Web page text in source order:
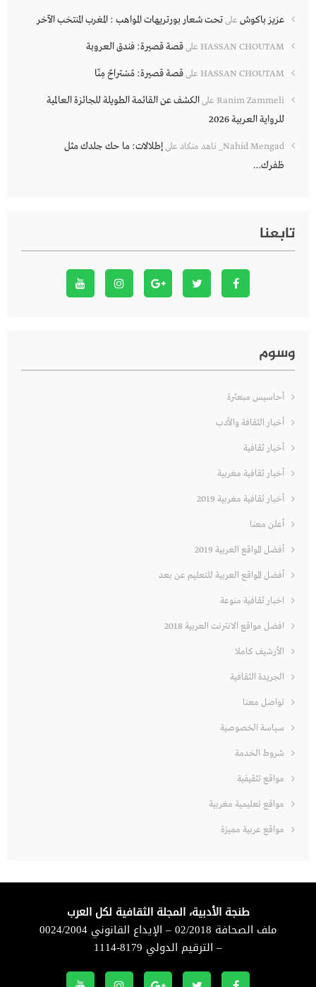
عزيز باكوش علىتحت شعار بورتريهات المواهب : المغرب المنتخب الآخر
HASSAN CHOUTAM علىقصة قصيرة: فندق العروبة
HASSAN CHOUTAM علىقصة قصيرة: مُسْتراحٌ مِنّا
Ranim Zammeli علىالكشف عن القائمة الطويلة للجائزة العالمية
للرواية العربية 2026
Nahid Mengad_ ناهد منكاد علىإطلالات: ما حك جلدك مثل
ظفرك…
تابعنا
وسوم
أحاسيس مبعثرة
أخبار الثقافة والأدب
أخبار ثقافية
أخبار ثقافية مغربية
أخبار ثقافية مغربية 2019
أعلن معنا
أفضل المواقع العربية 2019
أفضل المواقع العربية للتعليم عن بعد
اخبار ثقافية منوعة
افضل مواقع الانترنت العربية 2018
الأرشيف كاملا
الجريدة الثقافية
تواصل معنا
سياسة الخصوصية
شروط الخدمة
مواقع تثقيفية
مواقع تعليمية مغربية
مواقع عربية مميزة
طنجة الأدبية، المجلة الثقافية لكل العرب
ملف الصحافة 02/2018 – الإيداع القانوني 0024/2004
– الترقيم الدولي 8179-1114